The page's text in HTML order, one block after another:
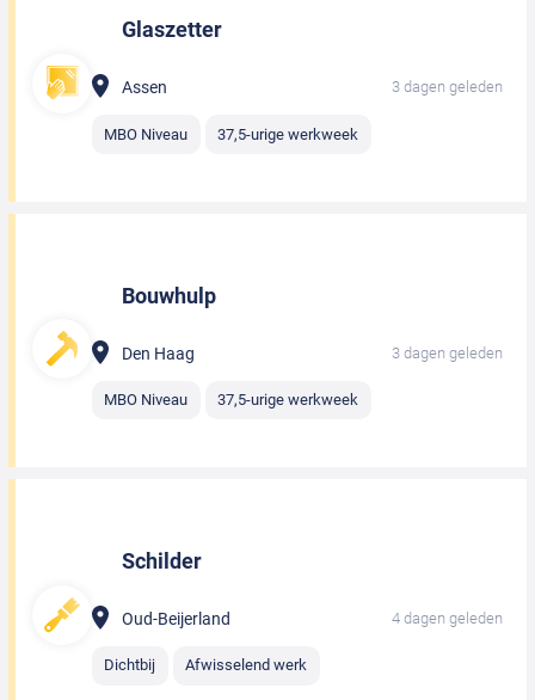
Glaszetter
Assen 3 dagen geleden
MBO Niveau 37,5-urige werkweek
Bouwhulp
Den Haag 3 dagen geleden
MBO Niveau 37,5-urige werkweek
Schilder
Oud-Beijerland 4 dagen geleden
Dichtbij Afwisselend werk